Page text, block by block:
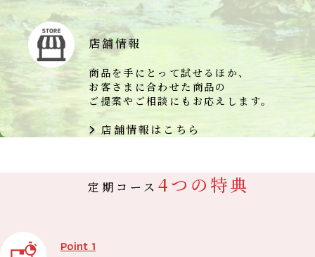
店舗情報
商品を手にとって試せるほか、
お客さまに合わせた商品の
ご提案やご相談にもお応えします。
店舗情報はこちら
定期コース 4つの特典
Point 1